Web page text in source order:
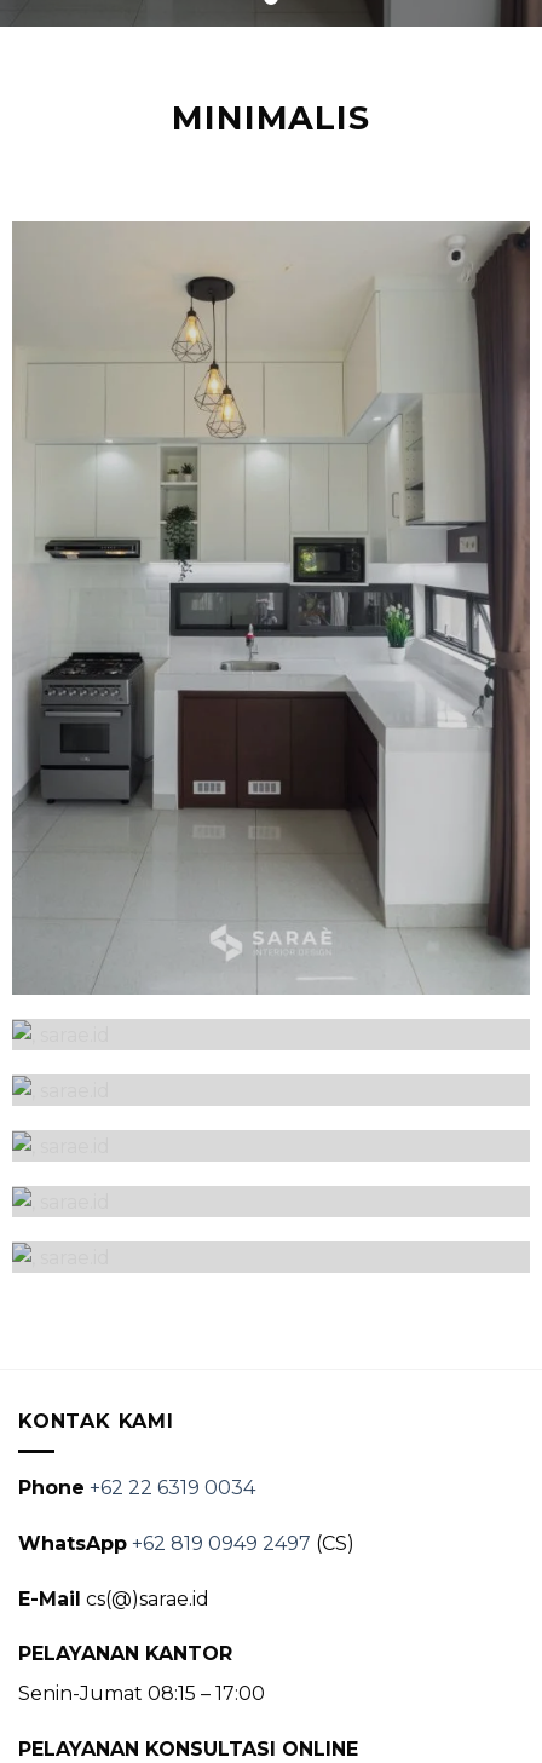
MINIMALIS
Kitchen Set
Kitchen Set
Kitchen Set
Kitchen Set
Kitchen Set
KONTAK KAMI
Phone +62 22 6319 0034
WhatsApp +62 819 0949 2497 (CS)
E-Mail cs(@)sarae.id
PELAYANAN KANTOR
Senin-Jumat 08:15 – 17:00
PELAYANAN KONSULTASI ONLINE